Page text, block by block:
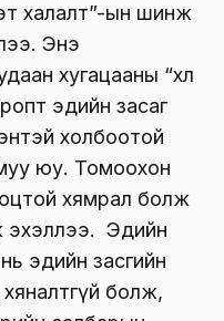
халалт”-ын шинж
Энэ
хугацааны “хөл
эдийн засаг
холбоотой
юу. Томоохон
хямрал болж
эхэллээ. Эдийн
эдийн засгийн
хяналтгүй болж,